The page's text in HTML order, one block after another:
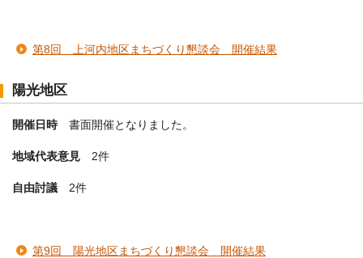
第8回 上河内地区まちづくり懇談会 開催結果
陽光地区
開催日時書面開催となりました。
地域代表意見 2件
自由討議 2件
第9回 陽光地区まちづくり懇談会 開催結果